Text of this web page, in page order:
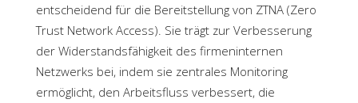
entscheidend für die Bereitstellung von ZTNA (Zero
Trust Network Access). Sie trägt zur Verbesserung
der Widerstandsfähigkeit des firmeninternen
Netzwerks bei, indem sie zentrales Monitoring
ermöglicht, den Arbeitsfluss verbessert, die